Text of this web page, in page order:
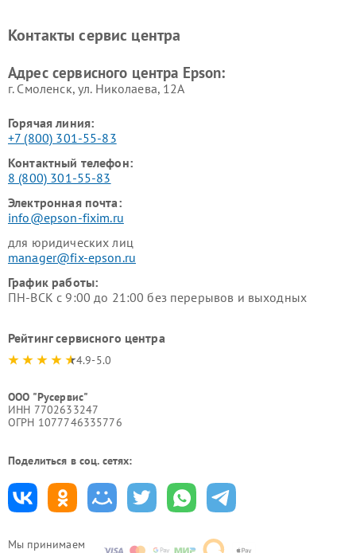
Мы принимаем
Контакты сервис центра
Адрес сервисного центра Epson:
г. Смоленск, ул. Николаева, 12А
Горячая линия:
+7 (800) 301-55-83
Контактный телефон:
8 (800) 301-55-83
Электронная почта:
info@epson-fixim.ru
для юридических лиц
manager@fix-epson.ru
График работы:
ПН-ВСК с 9:00 до 21:00 без перерывов и выходных
Рейтинг сервисного центра
4.9-5.0
ООО "Русервис"
ИНН 7702633247
ОГРН 1077746335776
Поделиться в соц. сетях: